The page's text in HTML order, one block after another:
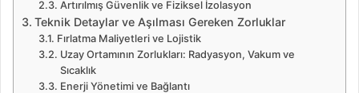
Artırılmış Güvenlik ve Fiziksel İzolasyon
Teknik Detaylar ve Aşılması Gereken Zorluklar
Fırlatma Maliyetleri ve Lojistik
Uzay Ortamının Zorlukları: Radyasyon, Vakum ve
Sıcaklık
Enerji Yönetimi ve Bağlantı